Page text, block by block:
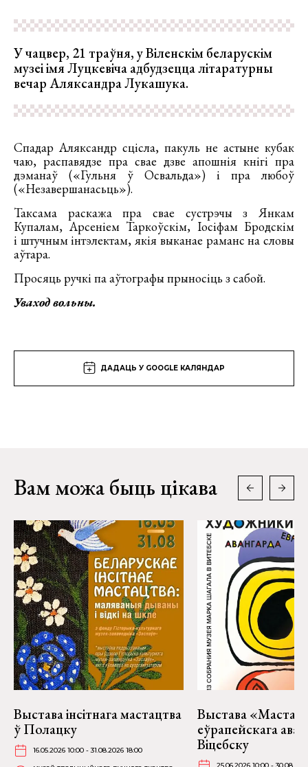
У чацвер, 21 траўня, у Віленскім беларускім
музеі імя Луцкевіча адбудзецца літаратурны
вечар Аляксандра Лукашука.
Спадар Аляксандр сцісла, пакуль не астыне кубак
чаю, распавядзе пра свае дзве апошнія кнігі пра
дэманаў («Гульня ў Освальда») і пра любоў
(«Незавершанасьць»).
Таксама раскажа пра свае сустрэчы з Янкам
Купалам, Арсеніем Таркоўскім, Іосіфам Бродскім
і штучным інтэлектам, якія выканае раманс на словы
аўтара.
Просяць ручкі па аўтографы прыносіць з сабой.
Уваход вольны.
ДАДАЦЬ У GOOGLE КАЛЯНДАР
Вам можа быць цікава
Выстава інсітнага мастацтва
ў Полацку
16.05.2026 10:00 - 31.08.2026 18:00
Выстава «Мастакі
еўрапейскага
Віцебску